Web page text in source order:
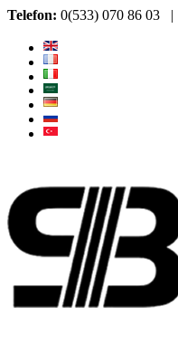
Telefon: 0(533) 070 86 03 |